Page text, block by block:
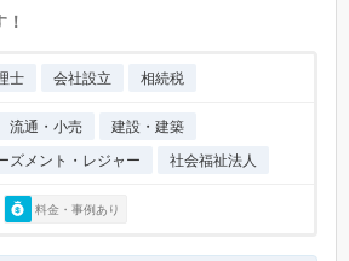
士 会社設立 相続税
流通・小売
建設・建築
ズメント・レジャー
社会福祉法人
料金・事例あり